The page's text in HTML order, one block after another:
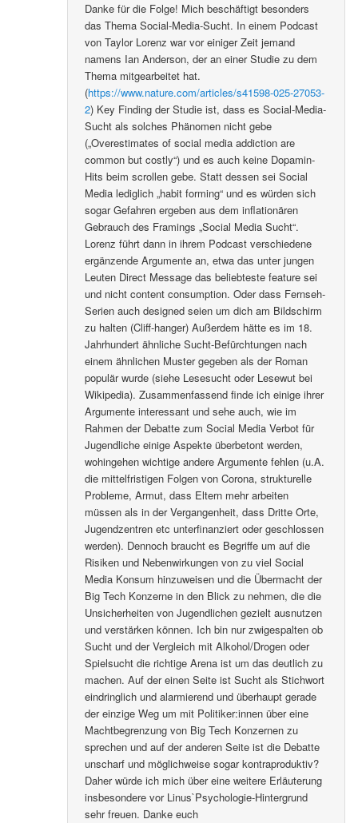
Danke für die Folge! Mich beschäftigt besonders
das Thema Social-Media-Sucht. In einem Podcast
von Taylor Lorenz war vor einiger Zeit jemand
namens Ian Anderson, der an einer Studie zu dem
Thema mitgearbeitet hat.
(https://www.nature.com/articles/s41598-025-27053-
2) Key Finding der Studie ist, dass es Social-Media-
Sucht als solches Phänomen nicht gebe
(„Overestimates of social media addiction are
common but costly“) und es auch keine Dopamin-
Hits beim scrollen gebe. Statt dessen sei Social
Media lediglich „habit forming“ und es würden sich
sogar Gefahren ergeben aus dem inflationären
Gebrauch des Framings „Social Media Sucht“.
Lorenz führt dann in ihrem Podcast verschiedene
ergänzende Argumente an, etwa das unter jungen
Leuten Direct Message das beliebteste feature sei
und nicht content consumption. Oder dass Fernseh-
Serien auch designed seien um dich am Bildschirm
zu halten (Cliff-hanger) Außerdem hätte es im 18.
Jahrhundert ähnliche Sucht-Befürchtungen nach
einem ähnlichen Muster gegeben als der Roman
populär wurde (siehe Lesesucht oder Lesewut bei
Wikipedia). Zusammenfassend finde ich einige ihrer
Argumente interessant und sehe auch, wie im
Rahmen der Debatte zum Social Media Verbot für
Jugendliche einige Aspekte überbetont werden,
wohingehen wichtige andere Argumente fehlen (u.A.
die mittelfristigen Folgen von Corona, strukturelle
Probleme, Armut, dass Eltern mehr arbeiten
müssen als in der Vergangenheit, dass Dritte Orte,
Jugendzentren etc unterfinanziert oder geschlossen
werden). Dennoch braucht es Begriffe um auf die
Risiken und Nebenwirkungen von zu viel Social
Media Konsum hinzuweisen und die Übermacht der
Big Tech Konzerne in den Blick zu nehmen, die die
Unsicherheiten von Jugendlichen gezielt ausnutzen
und verstärken können. Ich bin nur zwigespalten ob
Sucht und der Vergleich mit Alkohol/Drogen oder
Spielsucht die richtige Arena ist um das deutlich zu
machen. Auf der einen Seite ist Sucht als Stichwort
eindringlich und alarmierend und überhaupt gerade
der einzige Weg um mit Politiker:innen über eine
Machtbegrenzung von Big Tech Konzernen zu
sprechen und auf der anderen Seite ist die Debatte
unscharf und möglichweise sogar kontraproduktiv?
Daher würde ich mich über eine weitere Erläuterung
insbesondere vor Linus`Psychologie-Hintergrund
sehr freuen. Danke euch